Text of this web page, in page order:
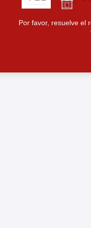
Por favor, resuelve el